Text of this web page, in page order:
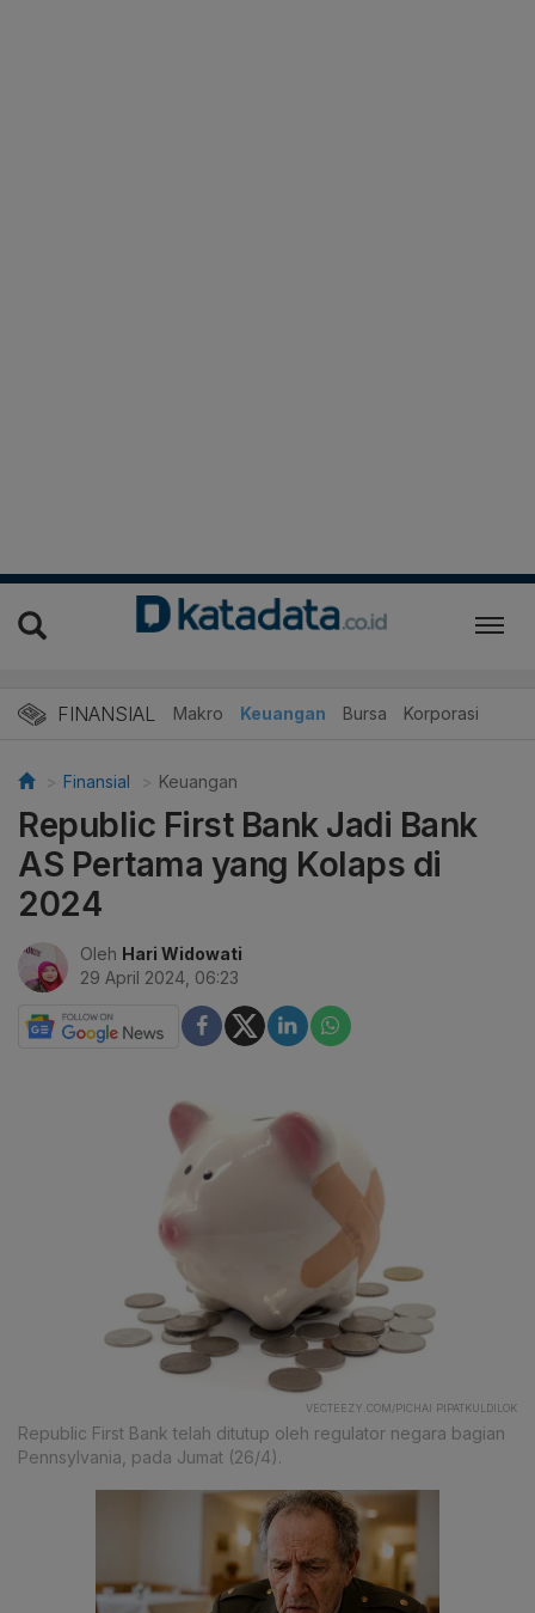
FINANSIAL Makro Keuangan Bursa Korporasi
Finansial Keuangan
Republic First Bank Jadi Bank
AS Pertama yang Kolaps di
2024
Oleh Hari Widowati
29 April 2024, 06:23
VECTEEZY.COM/PICHAI PIPATKULDILOK
Republic First Bank telah ditutup oleh regulator negara bagian
Pennsylvania, pada Jumat (26/4).